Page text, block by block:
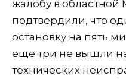
жалобу в областной
подтвердили, что
остановку на пять
еще три не вышли
технических